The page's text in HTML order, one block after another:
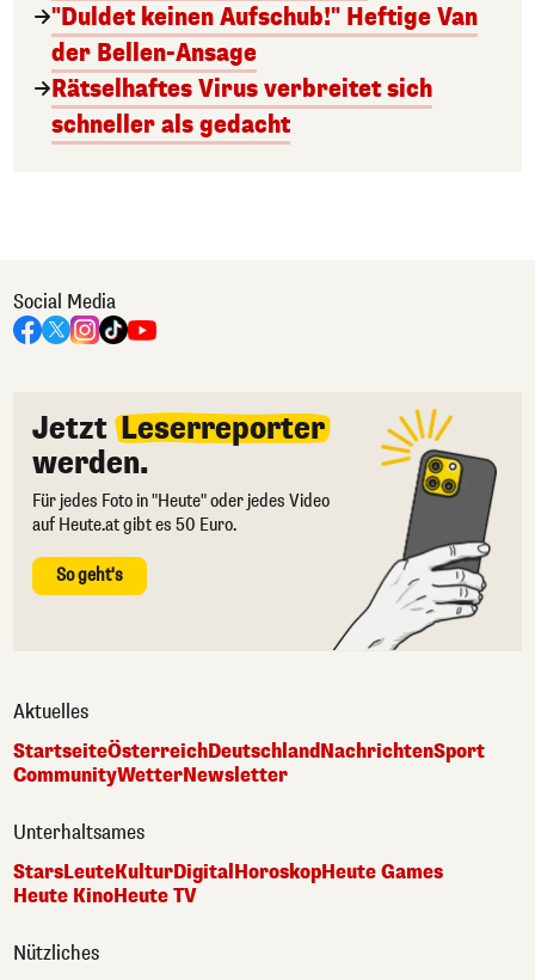
"Duldet keinen Aufschub!" Heftige Van
der Bellen-Ansage
Rätselhaftes Virus verbreitet sich
schneller als gedacht
Social Media
Jetzt Leserreporter
werden.
Für jedes Foto in "Heute" oder jedes Video
auf Heute.at gibt es 50 Euro.
So geht's
Aktuelles
StartseiteÖsterreichDeutschlandNachrichtenSport
CommunityWetterNewsletter
Unterhaltsames
StarsLeuteKulturDigitalHoroskopHeute Games
Heute KinoHeute TV
Nützliches